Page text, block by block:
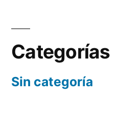
Categorías
Sin categoría